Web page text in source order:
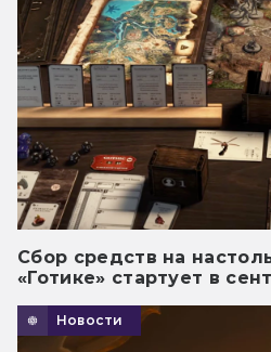
Сбор средств на
«Готике» стартует в
Новости